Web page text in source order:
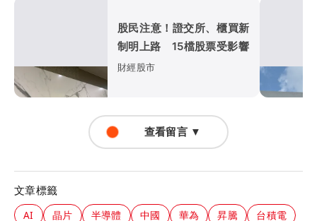
股民注意！證交所、櫃買新
制明上路 15檔股票受影響
財經股市
查看留言 ▼
文章標籤
AI 晶片 半導體 中國 華為 昇騰
台積電